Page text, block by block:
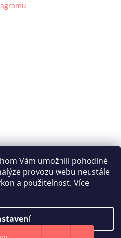
Vám umožnili pohodlné
provozu webu neustále
a použitelnost. Více
Foto
Shoptet